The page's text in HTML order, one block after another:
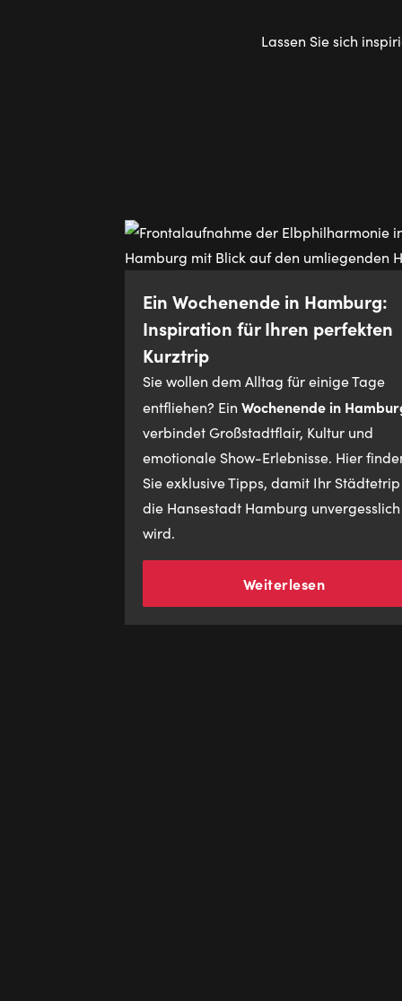
Lassen Sie sich
Ein Wochenende in Hamburg:
Inspiration für Ihren perfekten
Kurztrip
Sie wollen dem Alltag für einige Tage
entfliehen? Ein Wochenende in
verbindet Großstadtflair, Kultur und
emotionale Show-Erlebnisse. Hier
Sie exklusive Tipps, damit Ihr
die Hansestadt Hamburg unvergesslich
wird.
Weiterlesen